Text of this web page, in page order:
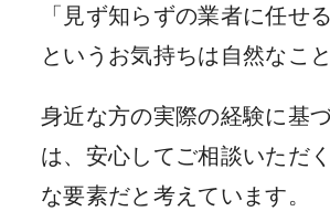
「見ず知らずの業者に任せ
というお気持ちは自然なこと
身近な方の実際の経験に基
は、安心してご相談いただ
な要素だと考えています。